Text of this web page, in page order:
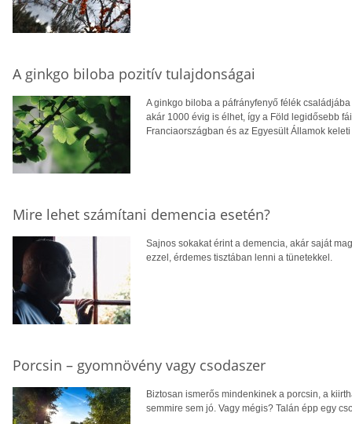
A ginkgo biloba pozitív tulajdonságai
A ginkgo biloba a páfrányfenyő félék
akár 1000 évig is élhet, így a Föld legidősebb
Franciaországban és az Egyesült Államok
Mire lehet számítani demencia esetén?
Sajnos sokakat érint a demencia, akár saját
ezzel, érdemes tisztában lenni a tünetekkel.
Porcsin – gyomnövény vagy csodaszer
Biztosan ismerős mindenkinek a porcsin, a
semmire sem jó. Vagy mégis? Talán épp egy